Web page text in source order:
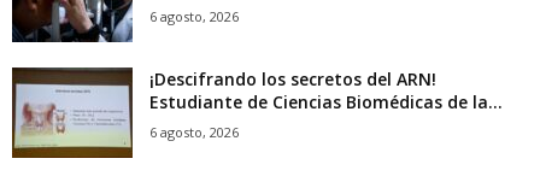
6 agosto, 2026
¡Descifrando los secretos del ARN!
Estudiante de Ciencias Biomédicas de la...
6 agosto, 2026